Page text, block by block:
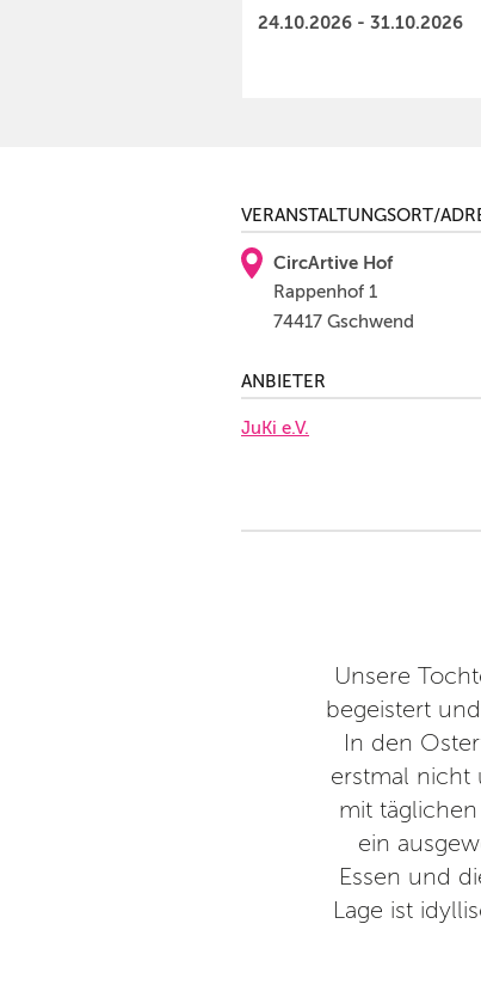
24.10.2026 - 31.10.2026
VERANSTALTUNGSORT/
CircArtive Hof
Rappenhof 1
74417 Gschwend
ANBIETER
JuKi e.V.
Unsere
begeistert
In den
erstmal nicht
mit
ein
Essen und
Lage ist